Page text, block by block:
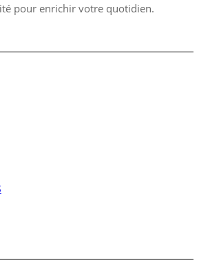
pour enrichir votre quotidien.